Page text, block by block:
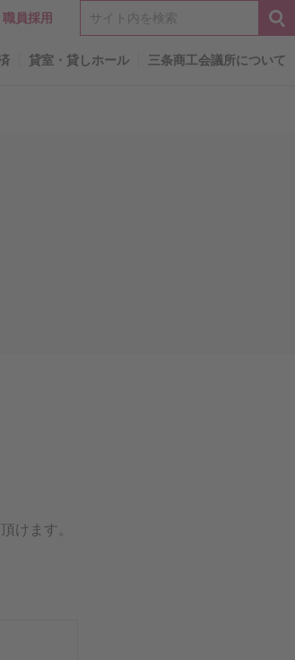
職員採用
貸室・貸しホール 三条商工会議所について
けます。